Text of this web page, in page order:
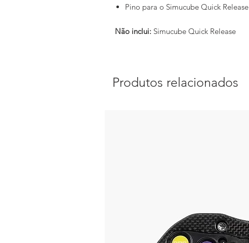
Pino para o Simucube Quick Release
Não inclui: Simucube Quick Release
Produtos relacionados